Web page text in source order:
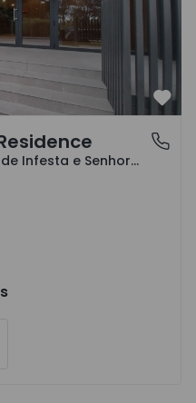
da Hora, Porto
São Mamede de Infesta e Senhora da Hora, Porto